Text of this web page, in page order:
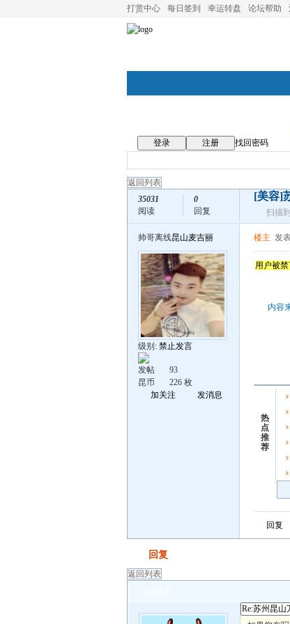
打赏中心 每日签到 幸运转盘 论坛帮助
登录 注册
找回密码
返回列表
35031
阅读
0
回复
[美容]
扫描
帅哥离线昆山麦吉丽
级别: 禁止发言
发帖
93
昆币
226 枚
加关注
发消息
楼主 发
用户被
内容
热
点
推
荐
回复
回复
返回列表